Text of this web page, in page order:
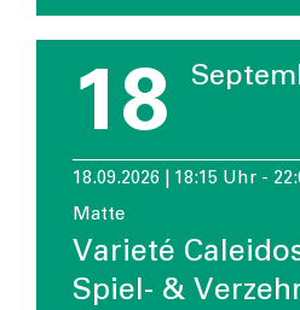
18
18.09.2026 | 18:15 Uhr -
Matte
Varieté
Spiel- &